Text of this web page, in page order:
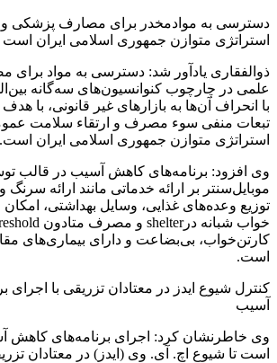
دسترسی به موادمخدر برای مصارف پزشکی و
استراتژی متوازن جمهوری اسلامی ایران است
ذوالفقاری یادآور شد: دسترسی به مواد
علمی در چارچوب کنوانسیون‌های سه‌گانه
با انحراف آن‌ها به بازارهای غیر قانونی، با
تبعات منفی سوء مصرف و ارتقاء سلامت
استراتژی متوازن جمهوری اسلامی ایران است.
وی افزود: برنامه‌های کاهش آسیب در قالب
موبایل‌سنتر بر ارائه خدماتی مانند ارائه
توزیع وعده‌های غذایی، وسایل بهداشتی، امکان
کارتن‌خواب، بی‌بضاعت و دارای بیماری‌های
است.
کنترل شیوع ایدز در معتادان تزریقی با اجرای
آسیب
وی خاطرنشان کرد: اجرای برنامه‌های
است تا شیوع اچ. آی. وی (ایدز) در معتادان